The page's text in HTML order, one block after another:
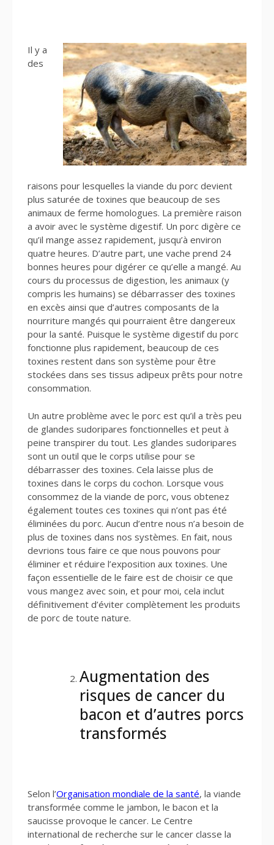
Il y a
des
raisons pour lesquelles la viande du porc devient
plus saturée de toxines que beaucoup de ses
animaux de ferme homologues. La première raison
a avoir avec le système digestif. Un porc digère ce
qu’il mange assez rapidement, jusqu’à environ
quatre heures. D’autre part, une vache prend 24
bonnes heures pour digérer ce qu’elle a mangé. Au
cours du processus de digestion, les animaux (y
compris les humains) se débarrasser des toxines
en excès ainsi que d’autres composants de la
nourriture mangés qui pourraient être dangereux
pour la santé. Puisque le système digestif du porc
fonctionne plus rapidement, beaucoup de ces
toxines restent dans son système pour être
stockées dans ses tissus adipeux prêts pour notre
consommation.
Un autre problème avec le porc est qu’il a très peu
de glandes sudoripares fonctionnelles et peut à
peine transpirer du tout. Les glandes sudoripares
sont un outil que le corps utilise pour se
débarrasser des toxines. Cela laisse plus de
toxines dans le corps du cochon. Lorsque vous
consommez de la viande de porc, vous obtenez
également toutes ces toxines qui n’ont pas été
éliminées du porc. Aucun d’entre nous n’a besoin de
plus de toxines dans nos systèmes. En fait, nous
devrions tous faire ce que nous pouvons pour
éliminer et réduire l’exposition aux toxines. Une
façon essentielle de le faire est de choisir ce que
vous mangez avec soin, et pour moi, cela inclut
définitivement d’éviter complètement les produits
de porc de toute nature.
Augmentation des
risques de cancer du
bacon et d’autres porcs
transformés
Selon l’Organisation mondiale de la santé, la viande
transformée comme le jambon, le bacon et la
saucisse provoque le cancer. Le Centre
international de recherche sur le cancer classe la